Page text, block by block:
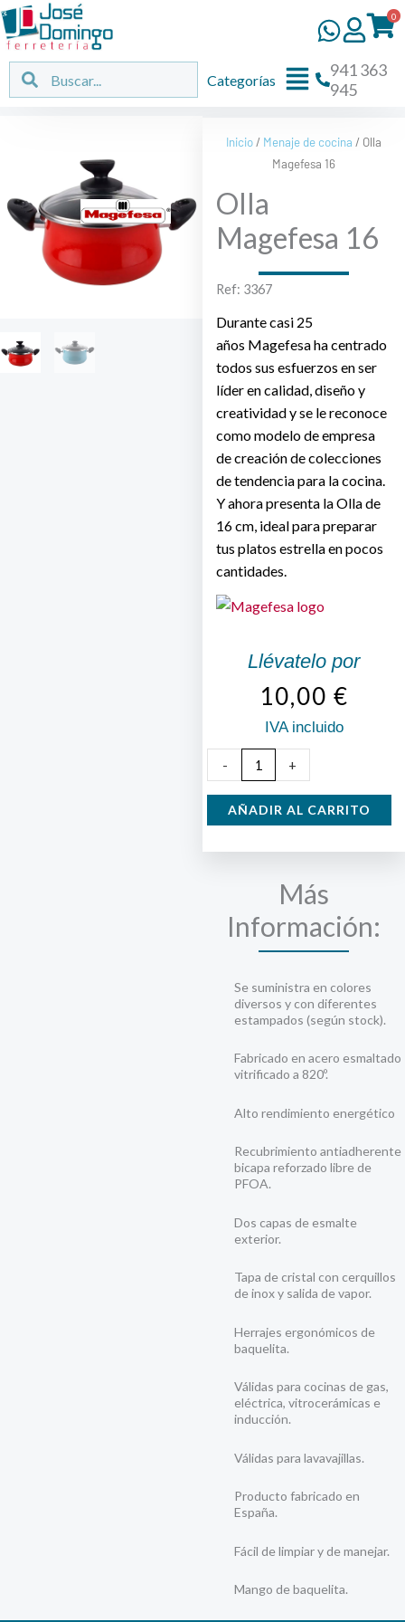
Ir
al
contenido
0
Buscar Buscar
Flyout
Categorías
941 363
945
Inicio / Menaje de cocina / Olla
Magefesa 16
Olla
Magefesa 16
Ref: 3367
Durante casi 25
años Magefesaha centrado
todos sus esfuerzos en ser
líder en calidad, diseño y
creatividad y se le reconoce
como modelo de empresa
de creación de colecciones
de tendencia para la cocina.
Y ahora presenta la Olla de
16 cm, ideal para preparar
tus platos estrella en pocos
cantidades.
Llévatelo por
10,00 €
IVA incluido
-
Magefesa
+
AÑADIR AL CARRITO
Más
Información:
Se suministra en colores
diversos y con diferentes
estampados (según stock).
Fabricado en acero esmaltado
vitrificado a 820º.
Alto rendimiento energético
Recubrimiento antiadherente
bicapa reforzado libre de
PFOA.
Dos capas de esmalte
exterior.
Tapa de cristal con cerquillos
de inox y salida de vapor.
Herrajes ergonómicos de
baquelita.
Válidas para cocinas de gas,
eléctrica, vitrocerámicas e
inducción.
Válidas para lavavajillas.
Producto fabricado en
España.
Fácil de limpiar y de manejar.
Mango de baquelita.